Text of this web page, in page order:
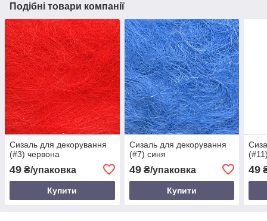
Подібні товари компанії
Сизаль для декорування
(#3) червона
49 ₴/упаковка
Купити
Сизаль для декорування
(#7) синя
49₴/упаковка
Купити
49